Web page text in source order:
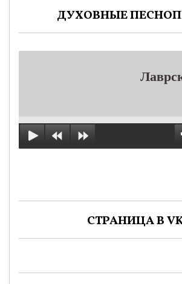
ДУХОВНЫЕ
СТРАНИЦА В